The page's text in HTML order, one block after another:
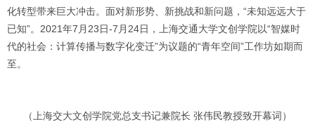
化转型带来巨大冲击。面对新形势、新挑战和新问题，“未知远远大于
已知”。2021年7月23日-7月24日，上海交通大学文创学院以“智媒时
代的社会：计算传播与数字化变迁”为议题的“青年空间”工作坊如期而
至。
（上海交大文创学院党总支书记兼院长 张伟民教授致开幕词）